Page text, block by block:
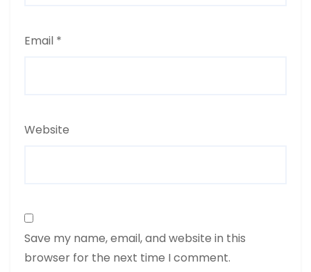
Email *
Website
Save my name, email, and website in this
browser for the next time I comment.